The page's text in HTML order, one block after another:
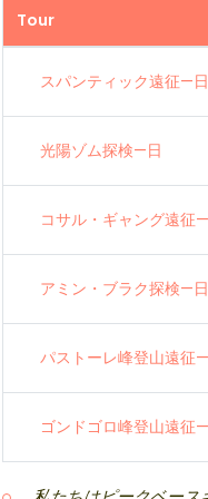
Tour
スパンティック遠征—日
光陽ゾム探検—日
コサル・ギャング遠征
アミン・ブラク探検—日
パストーレ峰登山遠征
ゴンドゴロ峰登山遠征